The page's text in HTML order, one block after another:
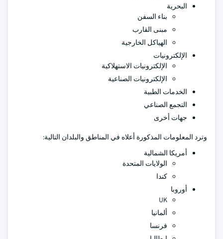
البحرية
بناء السفن
مبنى القارب
الهياكل الخارجية
الإلكترونيات
الإلكترونيات الاستهلاكية
الإلكترونيات الصناعية
الخدمات الطبية
التجمع الصناعي
جهات أخرى
وترد المعلومات المذكورة أعلاه في المناطق والبلدان التالية:
أمريكا الشمالية
الولايات المتحدة
كندا
أوروبا
UK
ألمانيا
فرنسا